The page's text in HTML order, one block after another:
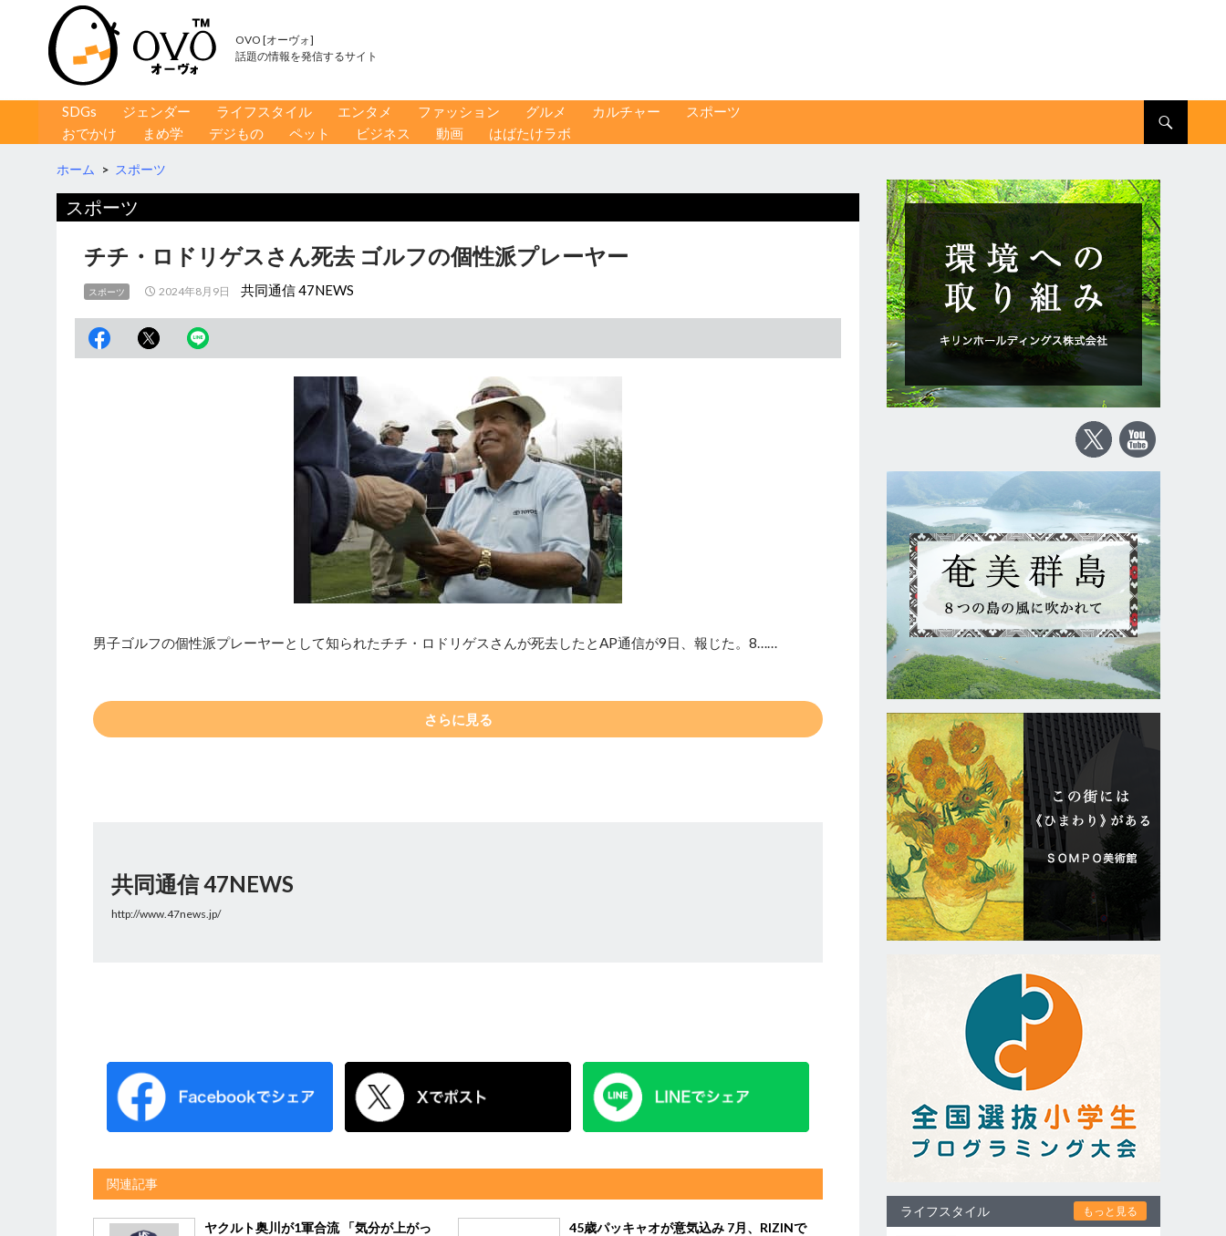
OVO [オーヴォ]
話題の情報を発信するサイト
コンテンツへ移動
SDGs ジェンダー ライフスタイル エンタメ ファッション グルメ カルチャー
スポーツ
おでかけ
まめ学 デジもの ペット ビジネス 動画 はばたけラボ
ホーム > スポーツ
スポーツ
チチ・ロドリゲスさん死去 ゴルフの個性派プレーヤー
スポーツ 2024年8月9日 共同通信 47NEWS
男子ゴルフの個性派プレーヤーとして知られたチチ・ロドリゲスさんが死去したとAP通信が9日、報じた。8……
さらに見る
共同通信 47NEWS
http://www.47news.jp/
関連記事
ヤクルト奥川が1軍合流 「気分が上がっ
45歳パッキャオが意気込み 7月、RIZINで
ライフスタイル もっと見る